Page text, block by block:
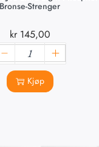
Bronse-Strenger
kr145,00
Kjøp